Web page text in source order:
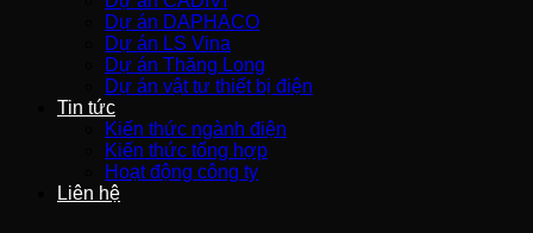
Dự án DAPHACO
Dự án LS Vina
Dự án Thăng Long
Dự án vật tư thiết bị điện
Tin tức
Kiến thức ngành điện
Kiến thức tổng hợp
Hoạt động công ty
Liên hệ